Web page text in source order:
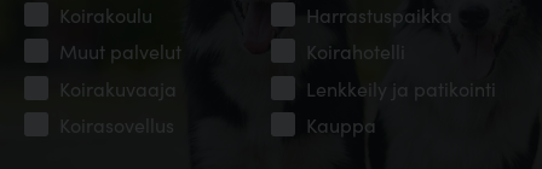
Koirakoulu
Harrastuspaikka
Muut palvelut
Koirahotelli
Koirakuvaaja
Lenkkeily ja patikointi
Koirasovellus
Kauppa